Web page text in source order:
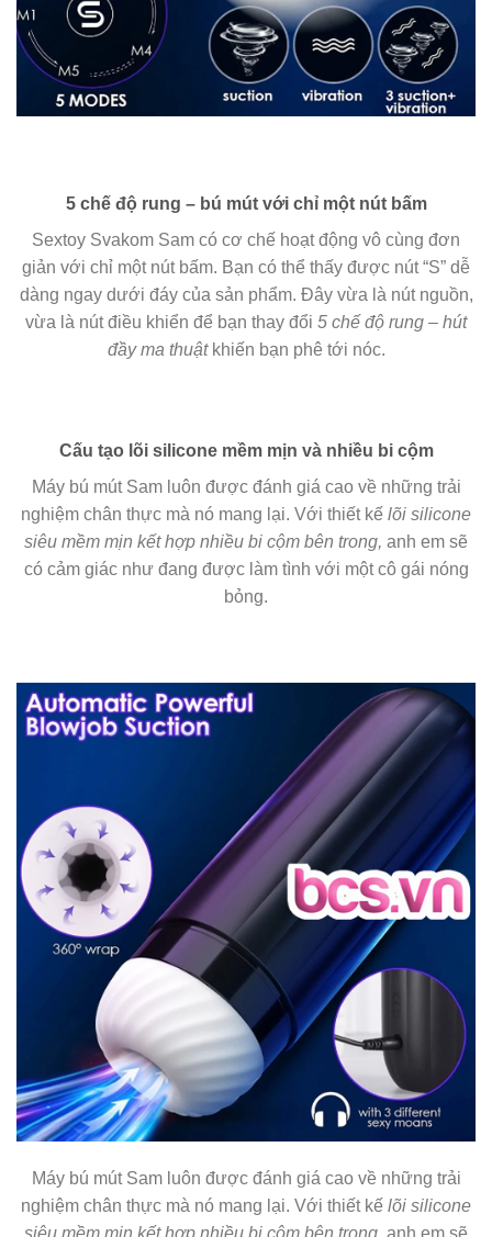
5 chế độ rung – bú mút với chỉ một nút bấm
Sextoy Svakom Sam có cơ chế hoạt động vô cùng đơn
giản với chỉ một nút bấm. Bạn có thể thấy được nút “S” dễ
dàng ngay dưới đáy của sản phẩm. Đây vừa là nút nguồn,
vừa là nút điều khiển để bạn thay đổi 5 chế độ rung – hút
đầy ma thuật khiến bạn phê tới nóc.
Cấu tạo lõi silicone mềm mịn và nhiều bi cộm
Máy bú mút Sam luôn được đánh giá cao về những trải
nghiệm chân thực mà nó mang lại. Với thiết kế lõi silicone
siêu mềm mịn kết hợp nhiều bi cộm bên trong, anh em sẽ
có cảm giác như đang được làm tình với một cô gái nóng
bỏng.
Máy bú mút Sam luôn được đánh giá cao về những trải
nghiệm chân thực mà nó mang lại. Với thiết kế lõi silicone
siêu mềm mịn kết hợp nhiều bi cộm bên trong, anh em sẽ